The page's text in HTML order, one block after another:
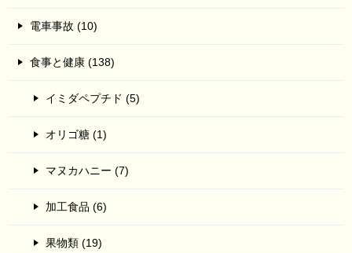
電車事故 (10)
食事と健康 (138)
イミダペプチド (5)
オリゴ糖 (1)
マヌカハニー (7)
加工食品 (6)
果物類 (19)